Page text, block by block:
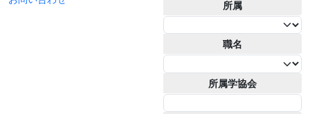
所属
職名
所属学協会